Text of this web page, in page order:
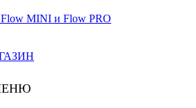
MINI и Flow PRO